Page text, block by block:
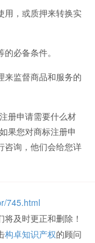
，或质押来转换实
必备条件。
监督商品和服务的
册申请需要什么材
果您对商标注册申
咨询，他们会给您详
745.html
及时更正和删除！
构卓知识产权的顾问